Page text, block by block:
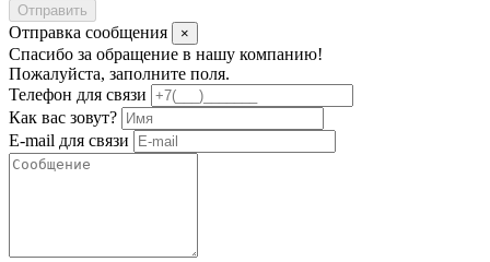
Отправить
Отправка сообщения ×
Спасибо за обращение в нашу компанию!
Пожалуйста, заполните поля.
Телефон для связи
Как вас зовут?
E-mail для связи